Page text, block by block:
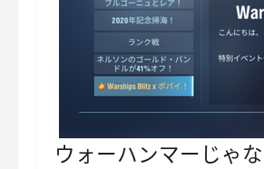
ウォーハンマーじゃ